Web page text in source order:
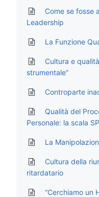
Come se fosse
Leadership
La Funzione
Cultura e
strumentale”
Controparte
Qualità del
Personale: la scala
La
Cultura della
ritardatario
“Cerchiamo un